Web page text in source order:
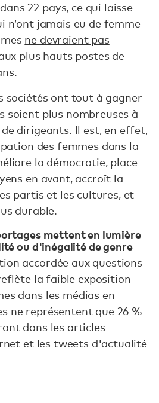
22 pays, ce qui laisse
n’ont jamais eu de femme
ne devraient pas
plus hauts postes de
sociétés ont tout à gagner
soient plus nombreuses à
dirigeants. Il est, en effet,
des femmes dans la
la démocratie, place
en avant, accroît la
partis et les cultures, et
durable.
mettent en lumière
ou d'inégalité de genre
accordée aux questions
la faible exposition
dans les médias en
ne représentent que 26 %
dans les articles
et les tweets d'actualité